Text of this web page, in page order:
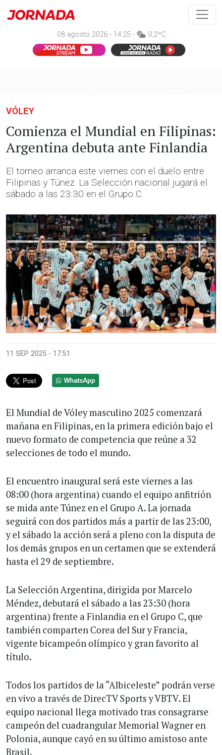
08 agosto 2026 - 14:25 - 0,2ºC
VÓLEY
Comienza el Mundial en Filipinas:
Argentina debuta ante Finlandia
El torneo arranca este viernes con el duelo entre
Filipinas y Túnez. La Selección nacional jugará el
sábado a las 23:30 en el Grupo C.
11 SEP 2025 - 17:51
WhatsApp
El Mundial de Vóley masculino 2025 comenzará
mañana en Filipinas, en la primera edición bajo el
nuevo formato de competencia que reúne a 32
selecciones de todo el mundo.
El encuentro inaugural será este viernes a las
08:00 (hora argentina) cuando el equipo anfitrión
se mida ante Túnez en el Grupo A. La jornada
seguirá con dos partidos más a partir de las 23:00,
y el sábado la acción será a pleno con la disputa de
los demás grupos en un certamen que se extenderá
hasta el 29 de septiembre.
La Selección Argentina, dirigida por Marcelo
Méndez, debutará el sábado a las 23:30 (hora
argentina) frente a Finlandia en el Grupo C, que
también comparten Corea del Sur y Francia,
vigente bicampeón olímpico y gran favorito al
título.
Todos los partidos de la “Albiceleste” podrán verse
en vivo a través de DirecTV Sports y VBTV. El
equipo nacional llega motivado tras consagrarse
campeón del cuadrangular Memorial Wagner en
Polonia, aunque cayó en su último amistoso ante
Brasil.